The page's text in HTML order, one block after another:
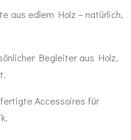
aus edlem Holz – natürlich,
Begleiter aus Holz,
Accessoires für